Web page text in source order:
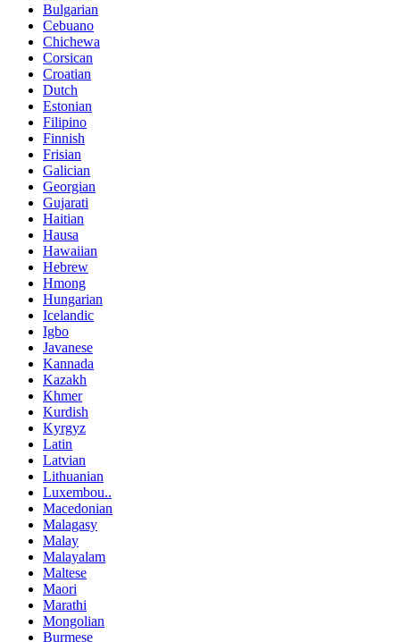
Bulgarian
Cebuano
Chichewa
Corsican
Croatian
Dutch
Estonian
Filipino
Finnish
Frisian
Galician
Georgian
Gujarati
Haitian
Hausa
Hawaiian
Hebrew
Hmong
Hungarian
Icelandic
Igbo
Javanese
Kannada
Kazakh
Khmer
Kurdish
Kyrgyz
Latin
Latvian
Lithuanian
Luxembou..
Macedonian
Malagasy
Malay
Malayalam
Maltese
Maori
Marathi
Mongolian
Burmese